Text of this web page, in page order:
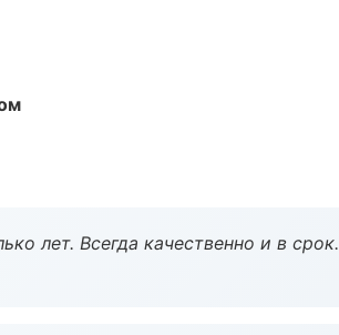
лет. Всегда качественно и в срок.